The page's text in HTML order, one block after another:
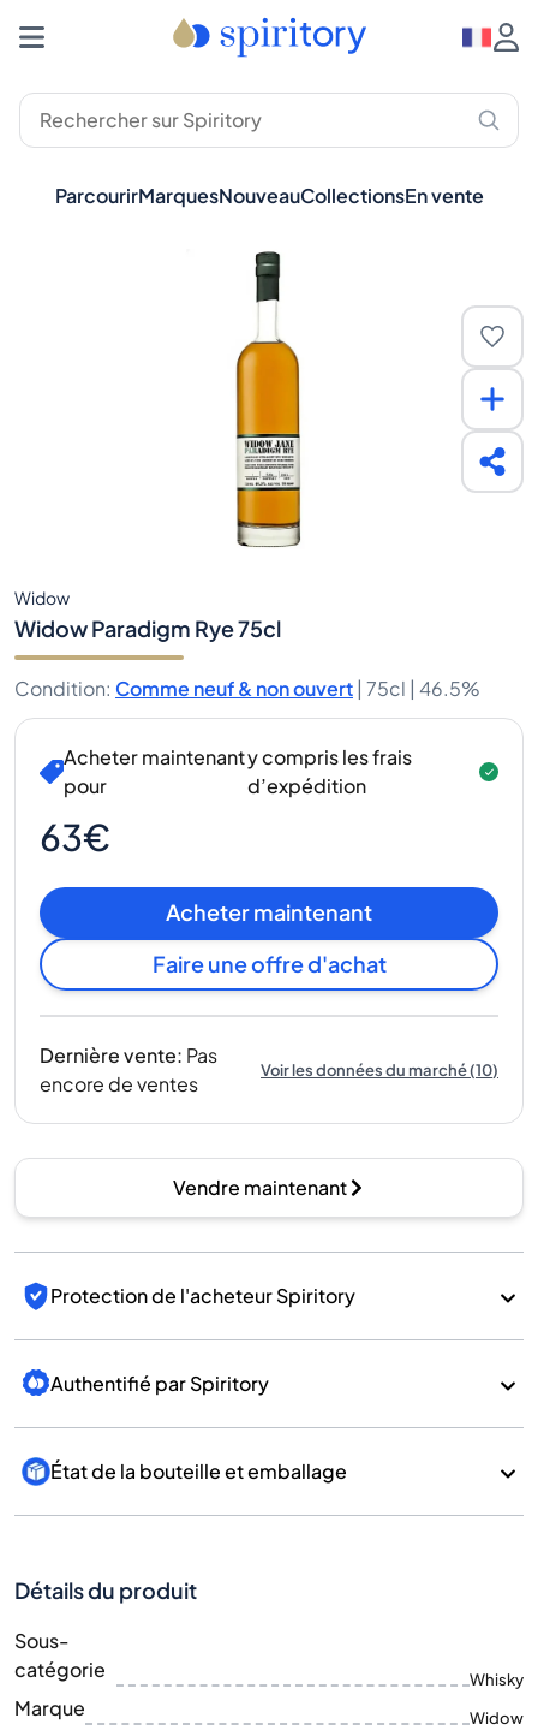
ParcourirMarquesNouveauCollectionsEn vente
Widow
Widow Paradigm Rye 75cl
Condition: Comme neuf & non ouvert | 75cl | 46.5%
Acheter maintenant
pour
63€
y compris les frais
d’expédition
Acheter maintenant
Faire une offre d'achat
Dernière vente: Pas
encore de ventes
Voir les données du marché(10)
Vendre maintenant
Protection de l'acheteur Spiritory
Authentifié par Spiritory
État de la bouteille et emballage
Détails du produit
Sous-
catégorie
Whisky
Marque Widow